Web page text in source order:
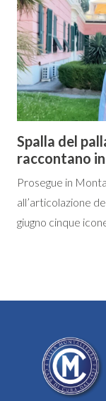
Spalla del
raccontano
Prosegue in
all’articolazione
giugno cinque